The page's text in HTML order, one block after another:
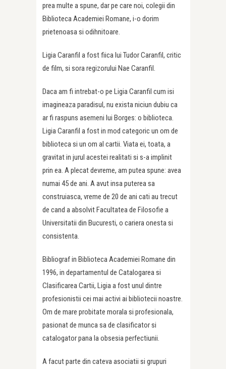
prea multe a spune, dar pe care noi, colegii din
Biblioteca Academiei Romane, i-o dorim
prietenoasa si odihnitoare.
Ligia Caranfil a fost fiica lui Tudor Caranfil, critic
de film, si sora regizorului Nae Caranfil.
Daca am fi intrebat-o pe Ligia Caranfil cum isi
imagineaza paradisul, nu exista niciun dubiu ca
ar fi raspuns asemeni lui Borges: o biblioteca.
Ligia Caranfil a fost in mod categoric un om de
biblioteca si un om al cartii. Viata ei, toata, a
gravitat in jurul acestei realitati si s-a implinit
prin ea. A plecat devreme, am putea spune: avea
numai 45 de ani. A avut insa puterea sa
construiasca, vreme de 20 de ani cati au trecut
de cand a absolvit Facultatea de Filosofie a
Universitatii din Bucuresti, o cariera onesta si
consistenta.
Bibliograf in Biblioteca Academiei Romane din
1996, in departamentul de Catalogarea si
Clasificarea Cartii, Ligia a fost unul dintre
profesionistii cei mai activi ai bibliotecii noastre.
Om de mare probitate morala si profesionala,
pasionat de munca sa de clasificator si
catalogator pana la obsesia perfectiunii.
A facut parte din cateva asociatii si grupuri